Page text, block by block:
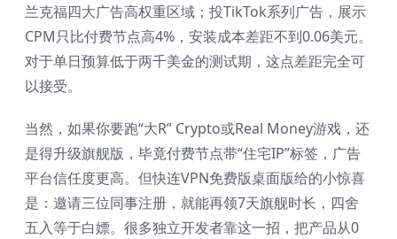
兰克福四大广告高权重区域；投TikTok系列广告，展示
CPM只比付费节点高4%，安装成本差距不到0.06美元。
对于单日预算低于两千美金的测试期，这点差距完全可
以接受。
当然，如果你要跑“大R” Crypto或Real Money游戏，还
是得升级旗舰版，毕竟付费节点带“住宅IP”标签，广告
平台信任度更高。但快连VPN免费版桌面版给的小惊喜
是：邀请三位同事注册，就能再领7天旗舰时长，四舍
五入等于白嫖。很多独立开发者靠这一招，把产品从0